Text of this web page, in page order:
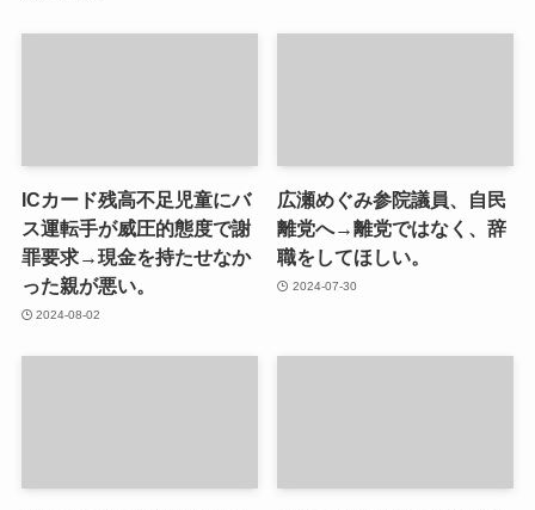
ICカード残高不足児童にバ
ス運転手が威圧的態度で謝
罪要求→現金を持たせなか
った親が悪い。
2024-08-02
広瀬めぐみ参院議員、自民
離党へ→離党ではなく、辞
職をしてほしい。
2024-07-30